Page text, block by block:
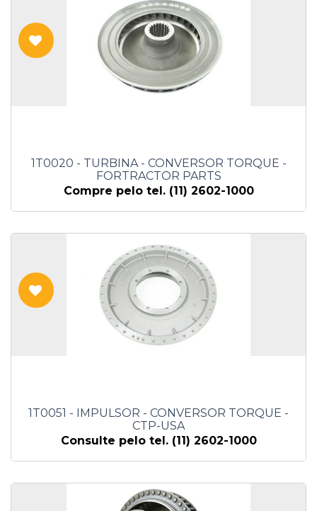
1T0020 - TURBINA - CONVERSOR TORQUE -
FORTRACTOR PARTS
Compre pelo tel. (11) 2602-1000
1T0051 - IMPULSOR - CONVERSOR TORQUE -
CTP-USA
Consulte pelo tel. (11) 2602-1000